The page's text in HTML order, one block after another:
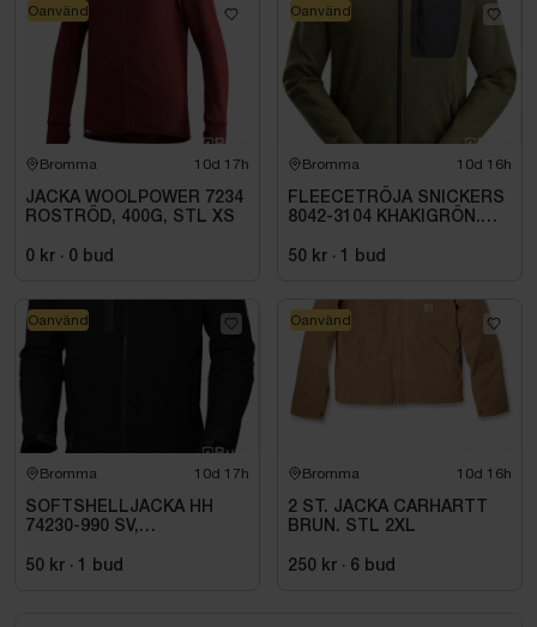
Bromma 10d 17h
JACKA WOOLPOWER 7234
ROSTRÖD, 400G, STL XS
0 kr · 0 bud
Oanvänd
Bromma 10d 16h
FLEECETRÖJA SNICKERS
8042-3104 KHAKIGRÖN.
50 kr · 1 bud
Oanvänd
Bromma 10d 17h
SOFTSHELLJACKA HH
74230-990 SV,
50 kr · 1 bud
Oanvänd
Bromma 10d 16h
2 ST. JACKA CARHARTT
BRUN. STL 2XL
250 kr · 6 bud
Oanvänd